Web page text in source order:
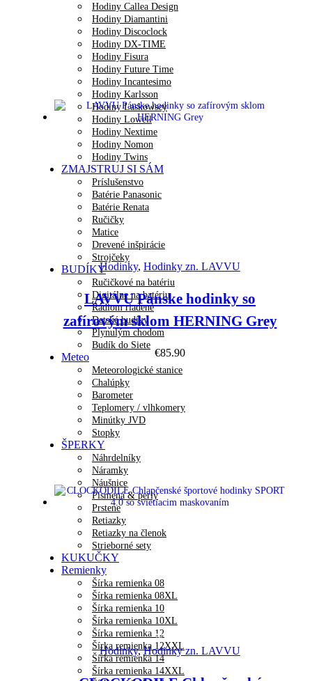
Hodiny Callea Design
Hodiny Diamantini
Hodiny Discoclock
Hodiny DX-TIME
Hodiny Fisura
Hodiny Future Time
Hodiny Incantesimo
Hodiny Karlsson
Hodiny Laskowscy
Hodiny Lowell
Hodiny Nextime
Hodiny Nomon
Hodiny Twins
ZMAJSTRUJ SI SÁM
Príslušenstvo
Batérie Panasonic
Batérie Renata
Ručičky
Matice
Drevené inšpirácie
Strojčeky
BUDÍKY
Ručičkové na batériu
Digitálne na batériu
Rádiom riadené
Detské budíky
Plynulým chodom
Budík do Siete
Meteo
Meteorologické stanice
Chalúpky
Barometer
Teplomery / vlhkomery
Minútky JVD
Stopky
ŠPERKY
Náhrdelníky
Náramky
Náušnice
Písmená & perly
Prstene
Retiazky
Retiazky na členok
Strieborné sety
KUKUČKY
Remienky
Šírka remienka 08
Šírka remienka 08XL
Šírka remienka 10
Šírka remienka 10XL
Šírka remienka 12
Šírka remienka 12XXL
Šírka remienka 14
Šírka remienka 14XXL
Náhľad
Hodinky, Hodinky zn. LAVVU
LAVVU Pánske hodinky so
zafírovým sklom HERNING Grey
€85.90
Náhľad
Hodinky,Hodinky zn. LAVVU